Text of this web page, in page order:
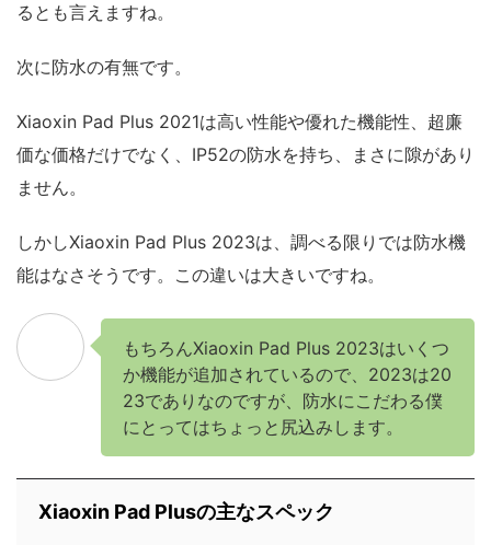
るとも言えますね。
次に防水の有無です。
Xiaoxin Pad Plus 2021は高い性能や優れた機能性、超廉
価な価格だけでなく、IP52の防水を持ち、まさに隙があり
ません。
しかしXiaoxin Pad Plus 2023は、調べる限りでは防水機
能はなさそうです。この違いは大きいですね。
もちろんXiaoxin Pad Plus 2023はいくつ
か機能が追加されているので、2023は20
23でありなのですが、防水にこだわる僕
にとってはちょっと尻込みします。
Xiaoxin Pad Plusの主なスペック